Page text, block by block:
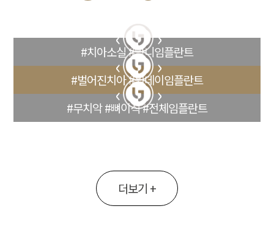
#치아소실 #앞니임플란트
#벌어진치아 #원데이임플란트
#무치악 #뼈이식 #전체임플란트
더보기 +